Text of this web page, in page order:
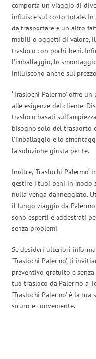
comporta un viaggio di
influisce sul costo totale.
da trasportare è un altro
mobili o oggetti di valore,
trasloco con pochi beni.
l’imballaggio, lo
influiscono anche sul
‘Traslochi Palermo’ offre
alle esigenze del cliente.
trasloco basati
bisogno solo del trasporto
l’imballaggio e lo
la soluzione giusta per te.
Inoltre, ‘Traslochi
gestire i tuoi beni in modo
nulla venga danneggiato.
il lungo viaggio da
sono esperti e addestrati
senza problemi.
Se desideri ulteriori
‘Traslochi Palermo’, ti
preventivo gratuito e
tuo trasloco da Palermo a
‘Traslochi Palermo’ è la
sicuro e conveniente.